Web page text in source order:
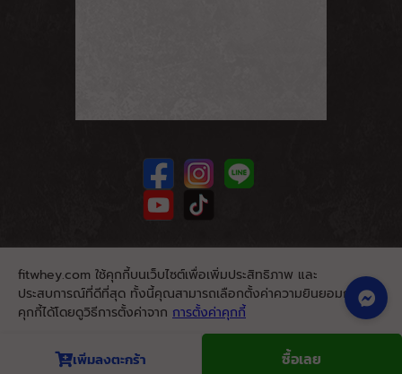
เพิ่มลงตะกร้า ซื้อเลย
© 2026. Fitwhey.com. All Rights Reserved.
fitwhey.com ใช้คุกกี้บนเว็บไซต์เพื่อเพิ่มประสิทธิภาพ และ
ประสบการณ์ที่ดีที่สุด ทั้งนี้คุณสามารถเลือกตั้งค่าความยินยอมการใช้
คุกกี้ได้โดยดูวิธีการตั้งค่าจาก การตั้งค่าคุกกี้
นโยบายคุกกี้